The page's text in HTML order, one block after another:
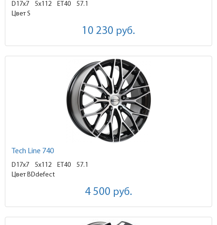
D17x7 5x112 ET40
57.1
Цвет S
10 230 руб.
Tech Line 740
D17x7 5x112 ET40
57.1
Цвет BDdefect
4 500 руб.